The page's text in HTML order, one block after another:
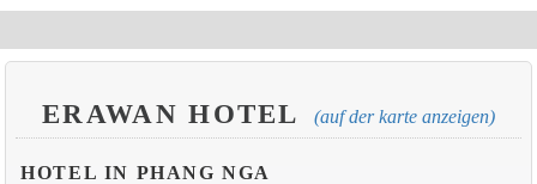
ERAWAN HOTEL (auf der karte anzeigen)
HOTEL IN PHANG NGA